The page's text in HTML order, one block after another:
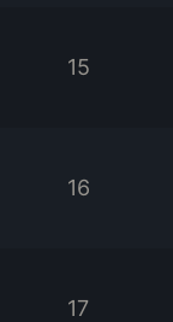
15
16
17